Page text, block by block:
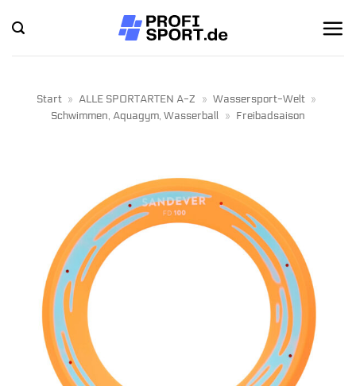
Inhalt
springen
Start » ALLE SPORTARTEN A-Z » Wassersport-Welt »
Schwimmen, Aquagym, Wasserball » Freibadsaison